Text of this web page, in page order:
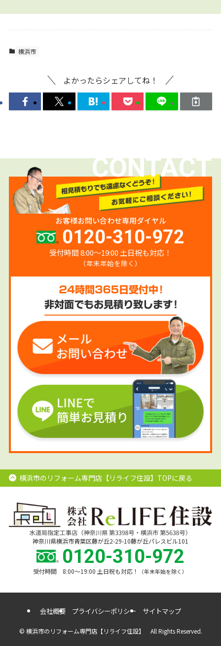
横浜市
よかったらシェアしてね！
CONTACT
お客様お問い合わせ専用ダイヤル
0120-310-972
受付時間 8:00〜19:00 土日祝も対応！
（年末年始を除く）
横浜市のリフォーム専門店【リライフ住設】TOPに戻る
神奈川県横浜市青葉区藤が丘2-29-10藤が丘パレスビル101
0120-310-972
受付時間 8:00〜19:00 土日祝も対応！ （年末年始を除く）
会社概要 プライバシーポリシー サイトマップ
© 横浜市のリフォーム専門店【リライフ住設】 All Rights Reserved.